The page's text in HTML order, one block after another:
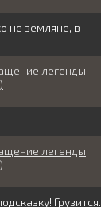
не земляне, в
легенды
легенды
Грузится.